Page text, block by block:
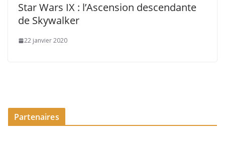
Star Wars IX : l’Ascension descendante
de Skywalker
22 janvier 2020
Partenaires